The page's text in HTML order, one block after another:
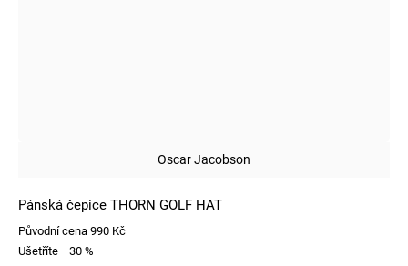
Oscar Jacobson
Pánská čepice THORN GOLF HAT
Původní cena 990 Kč
Ušetříte –30 %